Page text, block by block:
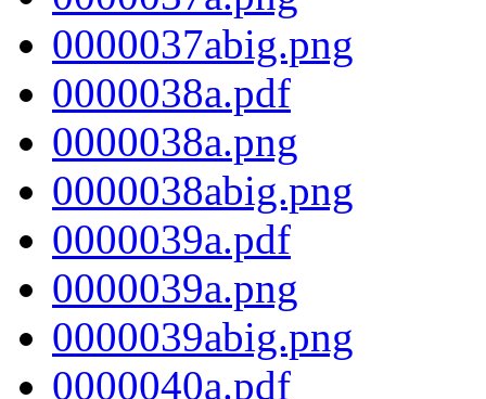
0000037abig.png
0000038a.pdf
0000038a.png
0000038abig.png
0000039a.pdf
0000039a.png
0000039abig.png
0000040a.pdf